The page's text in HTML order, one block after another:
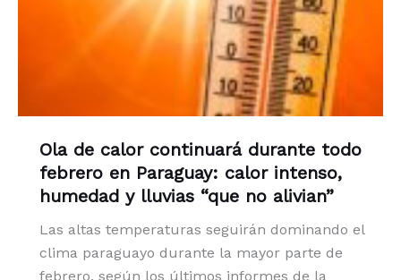
Ola de calor continuará durante todo
febrero en Paraguay: calor intenso,
humedad y lluvias “que no alivian”
Las altas temperaturas seguirán dominando el
clima paraguayo durante la mayor parte de
febrero, según los últimos informes de la